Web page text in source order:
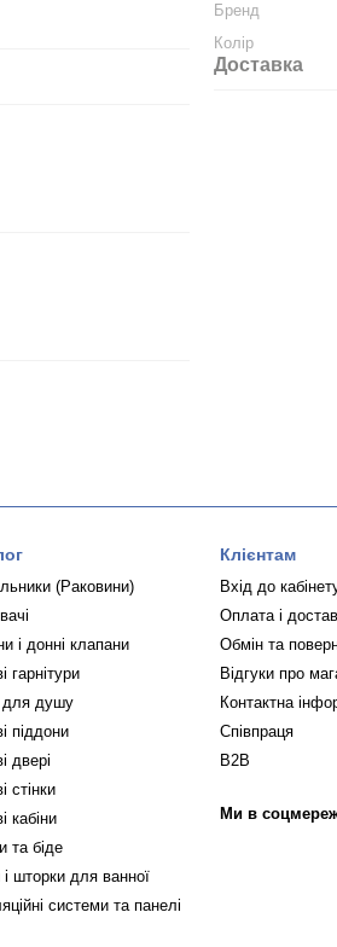
Бренд
Колір
Доставка
(Раковини)
і донні клапани
гарнітури
для душу
піддони
двері
стінки
кабіни
та біде
і шторки для ванної
системи та панелі
Клієнтам
Вхід до
Оплата і
Обмін та
Відгуки про
Контактна
Співпраця
B2B
Ми в